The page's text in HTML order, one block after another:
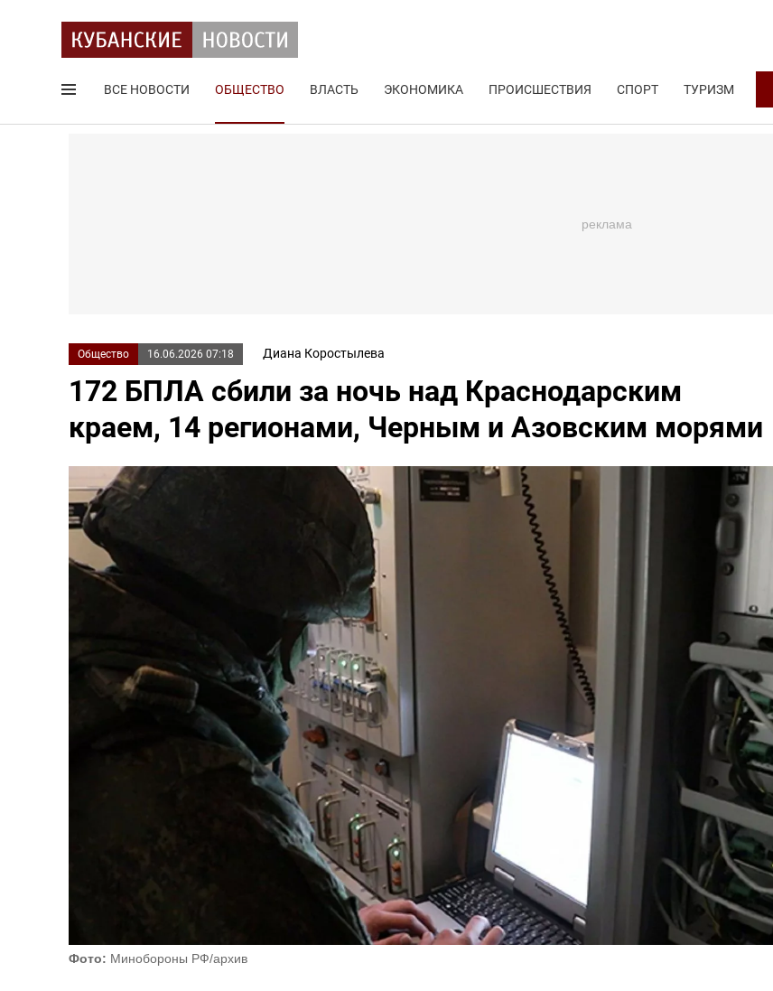
ВСЕ НОВОСТИ ОБЩЕСТВО ВЛАСТЬ ЭКОНОМИКА ПРОИСШЕСТВИЯ СПОРТ ТУРИЗМ
Общество 16.06.2026 07:18 Диана Коростылева
172 БПЛА сбили за ночь над Краснодарским
краем, 14 регионами, Черным и Азовским морями
Фото: Минобороны РФ/архив